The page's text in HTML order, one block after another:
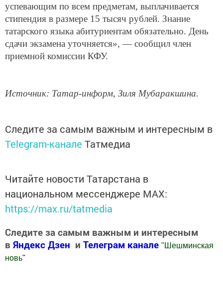
успевающим по всем предметам, выплачивается
стипендия в размере 15 тысяч рублей. Знание
татарского языка абитуриентам обязательно. День
сдачи экзамена уточняется», — сообщил член
приемной комиссии КФУ.
Источник: Татар-информ, Зиля Мубаракшина.
Следите за самым важным и интересным в
Telegram-канале Татмедиа
Читайте новости Татарстана в
национальном мессенджере MАХ:
https://max.ru/tatmedia
Следите за самым важным и интересным
в Яндекс Дзен и Телеграм канале " Шешминская
новь"